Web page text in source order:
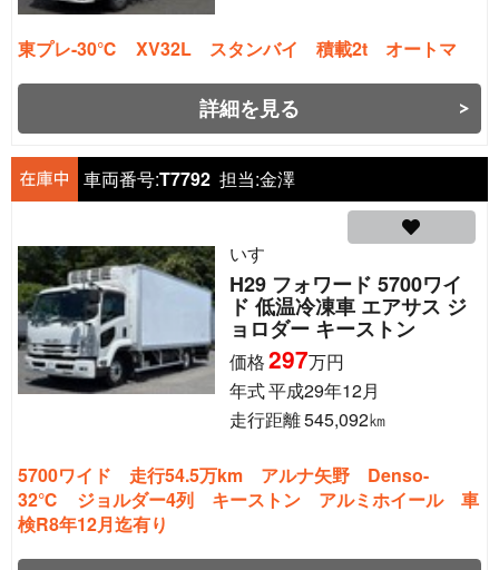
東プレ-30℃ XV32L スタンバイ 積載2t オートマ
詳細を見る
車両番号:T7792 担当:金澤
いすゞ
H29 フォワード 5700ワイ
ド 低温冷凍車 エアサス ジ
ョロダー キーストン
価格297万円
年式平成29年12月
走行距離545,092㎞
5700ワイド 走行54.5万km アルナ矢野 Denso-
32℃ ジョルダー4列 キーストン アルミホイール 車
検R8年12月迄有り